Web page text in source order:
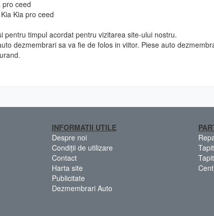
pro ceed
Kia pro ceed
pentru timpul acordat pentru vizitarea site-ului nostru.
dezmembrari sa va fie de folos in viitor. Piese auto
INFORMATII UTILE
Despre noi
Condiții de utilizare
Contact
Harta site
Publicitate
Dezmembrari Auto